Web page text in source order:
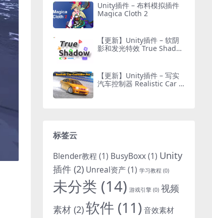
Unity插件 – 布料模拟插件
Magica Cloth 2
【更新】Unity插件 – 软阴
影和发光特效 True Shado
【更新】Unity插件 – 写实
汽车控制器 Realistic Car C
标签云
Blender教程 (1) BusyBoxx(1) Unity
插件 (2) Unreal资产(1) 学习教程 (0)
未分类 (14) 游戏引擎 (0) 视频
素材 (2)软件 (11)音效素材